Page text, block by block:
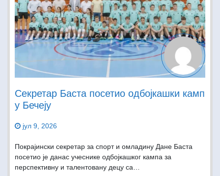
Секретар Баста посетио одбојкашки камп
у Бечеју
јул 9, 2026
Покрајински секретар за спорт и омладину Дане Баста
посетио је данас учеснике одбојкашког кампа за
перспективну и талентовану децу са…